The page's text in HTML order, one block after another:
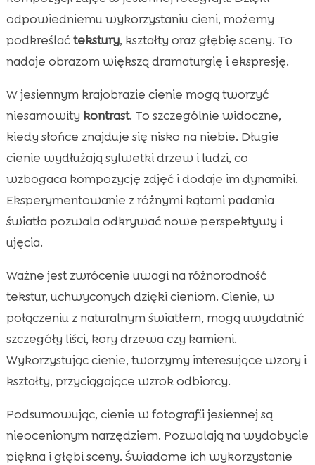
odpowiedniemu wykorzystaniu cieni, możemy
podkreślaćtekstury, kształty oraz głębię sceny. To
nadaje obrazom większą dramaturgię i ekspresję.
W jesiennym krajobrazie cienie mogą tworzyć
niesamowity kontrast. To szczególnie widoczne,
kiedy słońce znajduje się nisko na niebie. Długie
cienie wydłużają sylwetki drzew i ludzi, co
wzbogaca kompozycję zdjęć i dodaje im dynamiki.
Eksperymentowanie z różnymi kątami padania
światła pozwala odkrywać nowe perspektywy i
ujęcia.
Ważne jest zwrócenie uwagi na różnorodność
tekstur, uchwyconych dzięki cieniom. Cienie, w
połączeniu z naturalnym światłem, mogą uwydatnić
szczegóły liści, kory drzewa czy kamieni.
Wykorzystując cienie, tworzymy interesujące wzory i
kształty, przyciągające wzrok odbiorcy.
Podsumowując, cienie w fotografii jesiennej są
nieocenionym narzędziem. Pozwalają na wydobycie
piękna i głębi sceny. Świadome ich wykorzystanie